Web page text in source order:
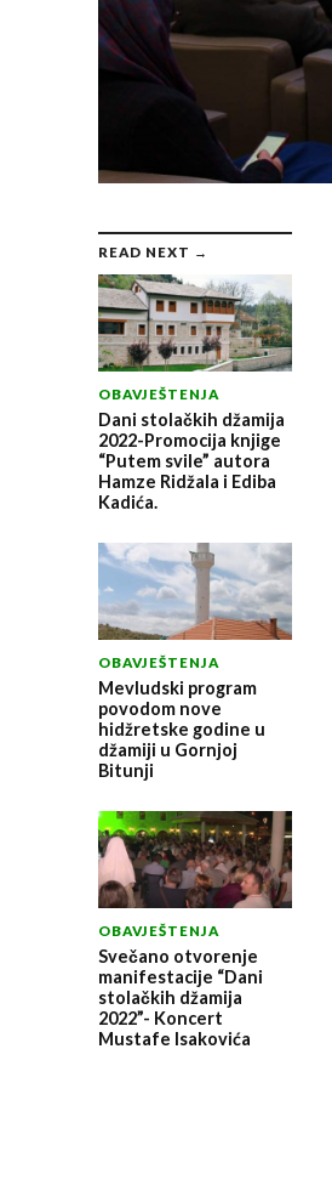
READ NEXT →
OBAVJEŠTENJA
Dani stolačkih džamija
2022-Promocija knjige
“Putem svile” autora
Hamze Ridžala i Ediba
Kadića.
OBAVJEŠTENJA
Mevludski program
povodom nove
hidžretske godine u
džamiji u Gornjoj
Bitunji
OBAVJEŠTENJA
Svečano otvorenje
manifestacije “Dani
stolačkih džamija
2022”- Koncert
Mustafe Isakovića